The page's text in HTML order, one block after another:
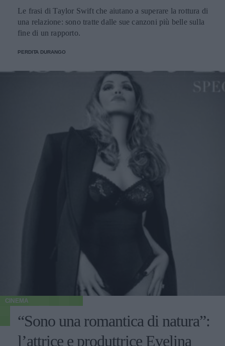
Le frasi di Taylor Swift che aiutano a superare la rottura di
una relazione: sono tratte dalle sue canzoni più belle sulla
fine di un rapporto.
PERDITA DURANGO
CINEMA
“Sono una romantica di natura”:
l’attrice e produttrice Evelina